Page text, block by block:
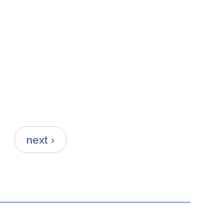
next ›